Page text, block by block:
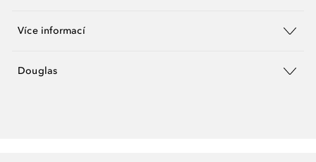
Více informací
Douglas